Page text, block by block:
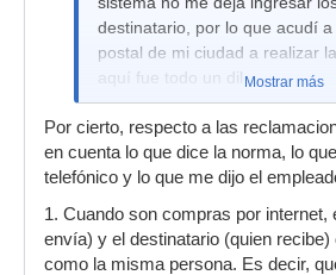
destinatario, por lo que acudí
postal de mi ciudad a realizar
aquí fue todo un dilema,Mostrar más
Por cierto, respecto a las
en cuenta lo que dice la norma, lo
telefónico y lo que me dijo el
1. Cuando son compras por internet,
envía) y el destinatario (quien recibe)
como la misma persona. Es decir,